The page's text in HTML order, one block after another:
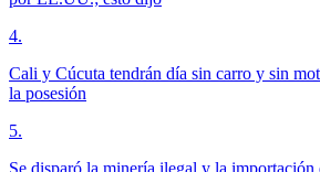
4.
Cali y Cúcuta tendrán día sin carro y sin
la posesión
5.
Se disparó la minería ilegal y la importación